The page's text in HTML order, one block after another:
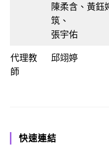
陳柔含、黃鈺
筑、
張宇佑
代理教
師
邱翊婷
快速連結